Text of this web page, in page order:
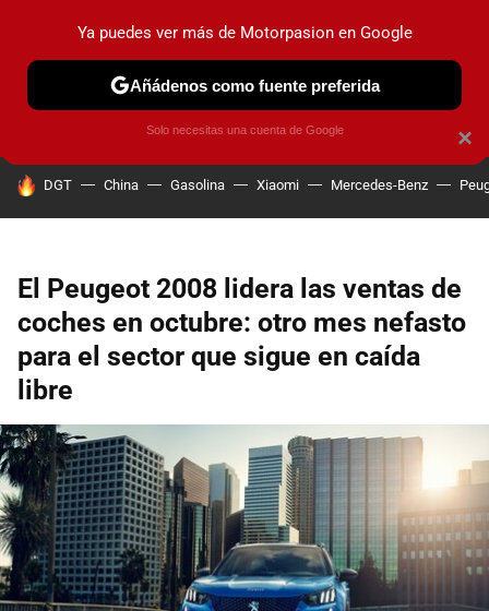
PRUEBAS COCHES ELÉCTRICOS OBSERVATORIO
HOY SE HABLA DE
DGT China Gasolina Xiaomi Mercedes-Benz
El Peugeot 2008 lidera las ventas de
coches en octubre: otro mes nefasto
para el sector que sigue en caída
libre
×
Ya puedes ver más de Motorpasion en Google
Añádenos como fuente preferida
Solo necesitas una cuenta de Google